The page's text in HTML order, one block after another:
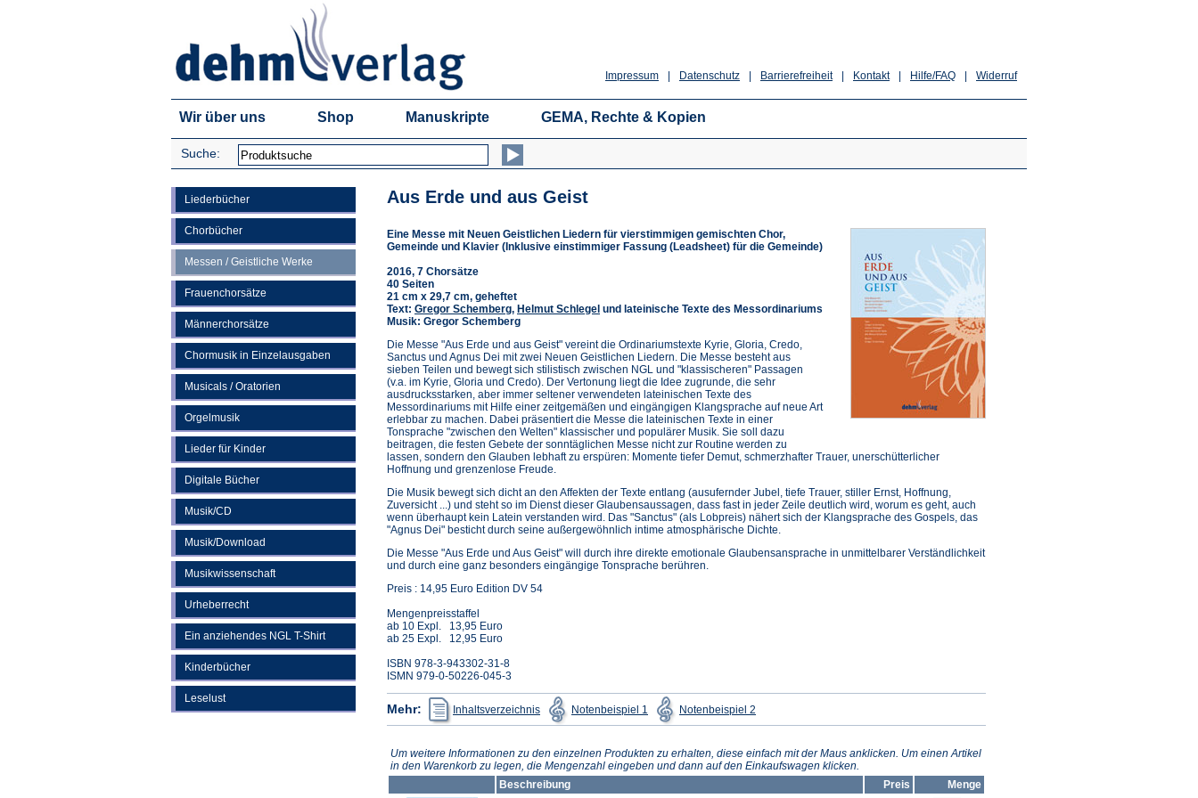
Widerruf
Hilfe/FAQ
Kontakt
Barrierefreiheit
Datenschutz
Impressum
Wir über uns Shop Manuskripte GEMA, Rechte & Kopien
Suche:
Liederbücher
Chorbücher
Messen / Geistliche Werke
Frauenchorsätze
Männerchorsätze
Chormusik in Einzelausgaben
Musicals / Oratorien
Orgelmusik
Lieder für Kinder
Digitale Bücher
Musik/CD
Musik/Download
Musikwissenschaft
Urheberrecht
Ein anziehendes NGL T-Shirt
Kinderbücher
Leselust
Aus Erde und aus Geist
Eine Messe mit Neuen Geistlichen Liedern für vierstimmigen gemischten Chor,
Gemeinde und Klavier (Inklusive einstimmiger Fassung (Leadsheet) für die Gemeinde)
2016, 7 Chorsätze
40 Seiten
21 cm x 29,7 cm, geheftet
Text: Gregor Schemberg, Helmut Schlegel und lateinische Texte des Messordinariums
Musik: Gregor Schemberg
Die Messe "Aus Erde und aus Geist" vereint die Ordinariumstexte Kyrie, Gloria, Credo,
Sanctus und Agnus Dei mit zwei Neuen Geistlichen Liedern. Die Messe besteht aus
sieben Teilen und bewegt sich stilistisch zwischen NGL und "klassischeren" Passagen
(v.a. im Kyrie, Gloria und Credo). Der Vertonung liegt die Idee zugrunde, die sehr
ausdrucksstarken, aber immer seltener verwendeten lateinischen Texte des
Messordinariums mit Hilfe einer zeitgemäßen und eingängigen Klangsprache auf neue Art
erlebbar zu machen. Dabei präsentiert die Messe die lateinischen Texte in einer
Tonsprache "zwischen den Welten" klassischer und populärer Musik. Sie soll dazu
beitragen, die festen Gebete der sonntäglichen Messe nicht zur Routine werden zu
lassen, sondern den Glauben lebhaft zu erspüren: Momente tiefer Demut, schmerzhafter Trauer, unerschütterlicher
Hoffnung und grenzenlose Freude.
Die Musik bewegt sich dicht an den Affekten der Texte entlang (ausufernder Jubel, tiefe Trauer, stiller Ernst, Hoffnung,
Zuversicht ...) und steht so im Dienst dieser Glaubensaussagen, dass fast in jeder Zeile deutlich wird, worum es geht, auch
wenn überhaupt kein Latein verstanden wird. Das "Sanctus" (als Lobpreis) nähert sich der Klangsprache des Gospels, das
"Agnus Dei" besticht durch seine außergewöhnlich intime atmosphärische Dichte.
Die Messe "Aus Erde und Aus Geist" will durch ihre direkte emotionale Glaubensansprache in unmittelbarer Verständlichkeit
und durch eine ganz besonders eingängige Tonsprache berühren.
Preis : 14,95 Euro Edition DV 54
Mengenpreisstaffel
ab 10 Expl. 13,95 Euro
ab 25 Expl. 12,95 Euro
ISBN 978-3-943302-31-8
ISMN 979-0-50226-045-3
Mehr: Inhaltsverzeichnis
(Öffnet
in
einem
Tab)
Notenbeispiel 1
(Öffnet
in
einem
Tab)
Notenbeispiel 2in
einem
Tab)
Um weitere Informationen zu den einzelnen Produkten zu erhalten, diese einfach mit der Maus anklicken. Um einen Artikel
in den Warenkorb zu legen, die Mengenzahl eingeben und dann auf den Einkaufswagen klicken.
Beschreibung
Preis
Menge